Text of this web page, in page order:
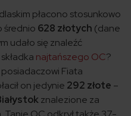
płacono stosunkowo
średnio 628 złotych (dane
udało się znaleźć
najtańszego OC?
Fiata
on jedynie 292 złote –
znalezione za